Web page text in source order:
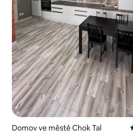
Domov ve městě Chok Tal